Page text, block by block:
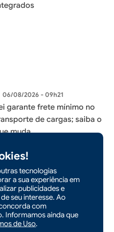
tecnologias
a sua experiência em
publicidades e
seu interesse. Ao
com
Informamos ainda que
de Uso.
06/08/2026 - 09h21
garante frete mínimo no
de cargas; saiba o
muda
| 06/08/2026 - 09h20